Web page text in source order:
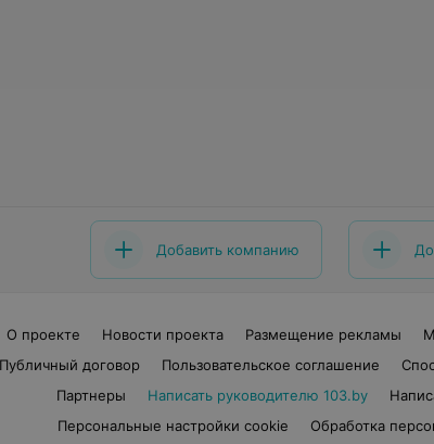
Добавить компанию
О проекте Новости проекта Размещение рекламы
Публичный договор
Пользовательское соглашение
Партнеры
Написать руководителю 103.by
Персональные настройки cookie
Обработка